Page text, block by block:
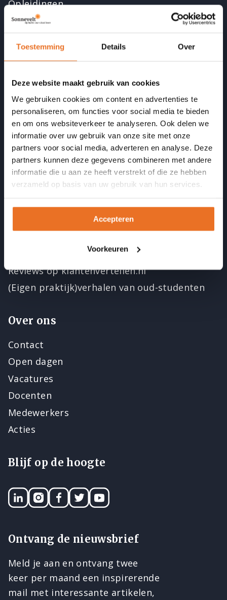
Toestemming Details Over
Deze website maakt gebruik van cookies
We gebruiken cookies om content en advertenties te
personaliseren, om functies voor social media te bieden
en om ons websiteverkeer te analyseren. Ook delen we
informatie over uw gebruik van onze site met onze
partners voor social media, adverteren en analyse. Deze
partners kunnen deze gegevens combineren met andere
informatie die u aan ze heeft verstrekt of die ze hebben
verzameld op basis van uw gebruik van hun services.
Accepteren
Voorkeuren
Opleidingen
Cursussen en nascholing
Opgeleide coaches
Informatie
Veelgestelde vragen
Artikelen
Podcast Vitaal door je LEEF-tijd
Opleidingsbudget formulier
Accreditaties en erkenningen
Beste Opleider van NL
Reviews op klantenvertellen.nl
(Eigen praktijk)verhalen van oud-studenten
Over ons
Contact
Open dagen
Vacatures
Docenten
Medewerkers
Acties
Blijf op de hoogte
LinkedINInstagram
Facebook
TwitterYouTube
Ontvang de nieuwsbrief
Meld je aan en ontvang twee
keer per maand een inspirerende
mail met interessante artikelen,